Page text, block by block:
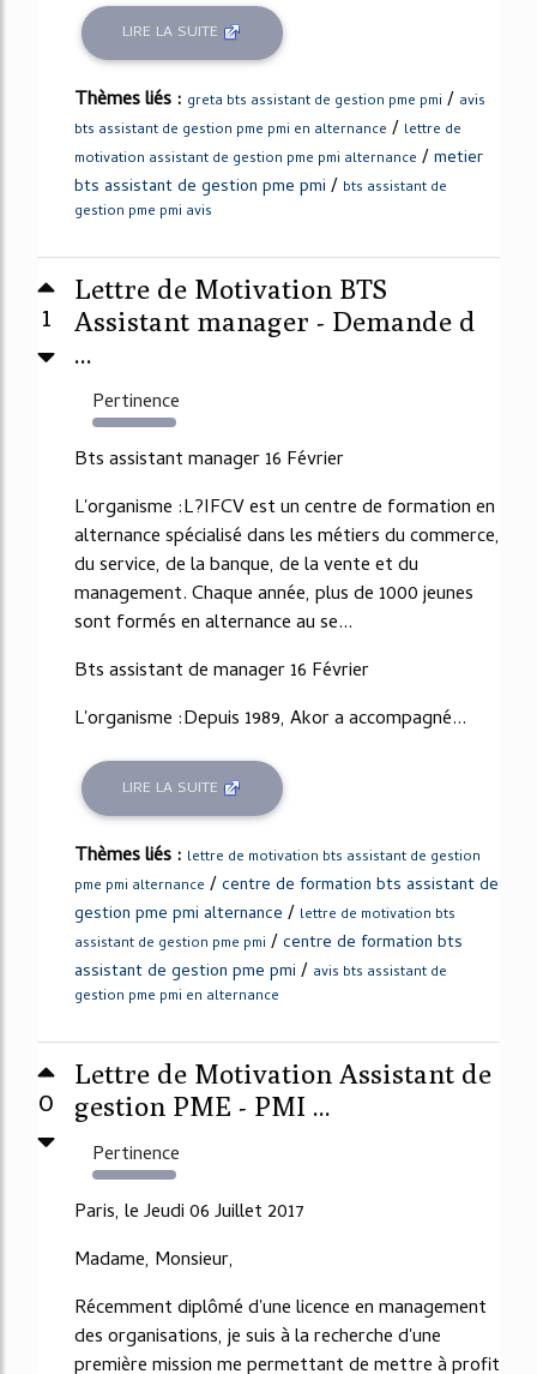
LIRE LA SUITE
Thèmes liés : greta bts assistant de gestion pme pmi / avis
bts assistant de gestion pme pmi en alternance / lettre de
motivation assistant de gestion pme pmi alternance /metier
bts assistant de gestion pme pmi / bts assistant de
gestion pme pmi avis
1
Lettre de Motivation BTS
Assistant manager - Demande d
...
Pertinence
1483%
Bts assistant manager 16 Février
L'organisme :L?IFCV est un centre de formation en
alternance spécialisé dans les métiers du commerce,
du service, de la banque, de la vente et du
management. Chaque année, plus de 1000 jeunes
sont formés en alternance au se...
Bts assistant de manager 16 Février
L'organisme :Depuis 1989, Akor a accompagné...
LIRE LA SUITE
Thèmes liés : lettre de motivation bts assistant de gestion
pme pmi alternance /centre de formation bts assistant de
gestion pme pmi alternance / lettre de motivation bts
assistant de gestion pme pmi /centre de formation bts
assistant de gestion pme pmi / avis bts assistant de
gestion pme pmi en alternance
0
Lettre de Motivation Assistant de
gestion PME - PMI ...
Pertinence
517%
Paris, le Jeudi 06 Juillet 2017
Madame, Monsieur,
Récemment diplômé d'une licence en management
des organisations, je suis à la recherche d'une
première mission me permettant de mettre à profit